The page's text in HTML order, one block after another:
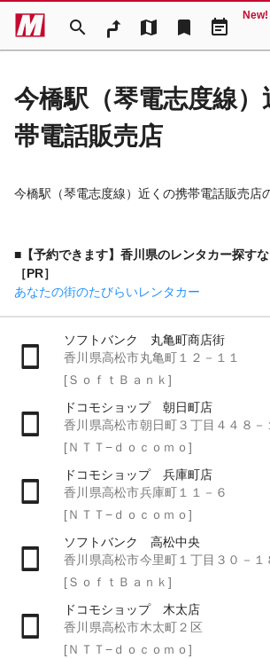
search map bookmark event_note
New!
今橋駅（琴電志度線
帯電話販売店
今橋駅（琴電志度線）近くの携帯電話販売店
■【予約できます】香川県のレンタカー探すな
［PR］
あなたの街のたびらいレンタカー
ソフトバンク 丸亀町商店街
香川県高松市丸亀町１２－１１
[ＳｏｆｔＢａｎｋ]
ドコモショップ 朝日町店
香川県高松市朝日町３丁目４４８－
[ＮＴＴ−ｄｏｃｏｍｏ]
ドコモショップ 兵庫町店
香川県高松市兵庫町１１－６
[ＮＴＴ−ｄｏｃｏｍｏ]
ソフトバンク 高松中央
香川県高松市今里町１丁目３０－１
[ＳｏｆｔＢａｎｋ]
ドコモショップ 木太店
香川県高松市木太町２区
[ＮＴＴ−ｄｏｃｏｍｏ]